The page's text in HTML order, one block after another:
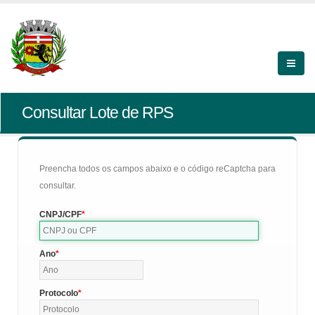
Consultar Lote de RPS
Preencha todos os campos abaixo e o código reCaptcha para
consultar.
CNPJ/CPF
Ano
Protocolo